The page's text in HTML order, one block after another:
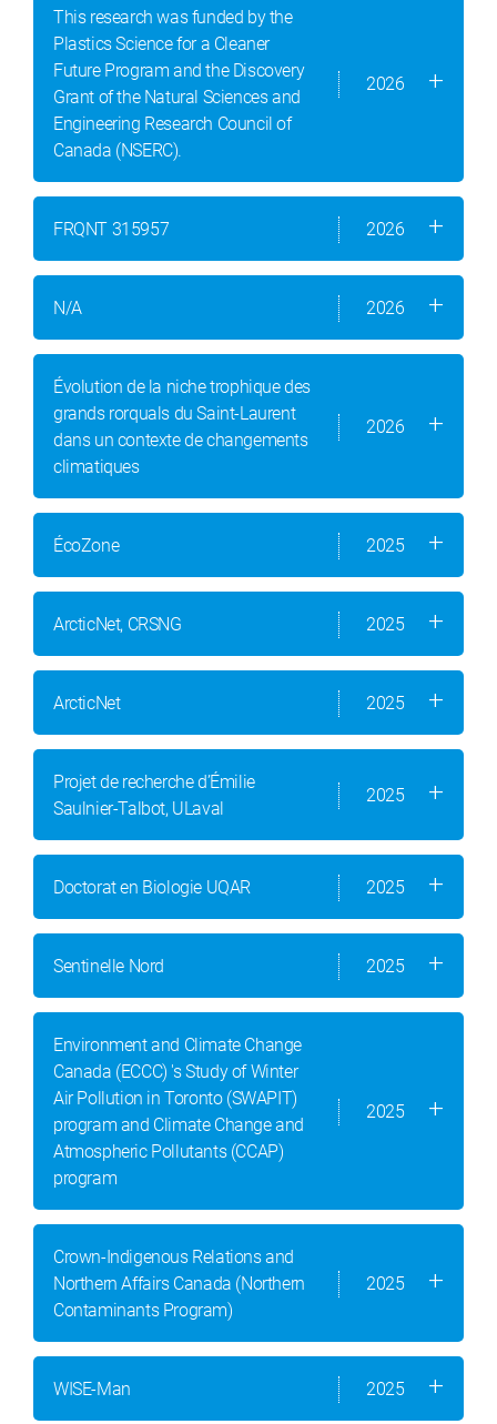
This research was funded by the
Plastics Science for a Cleaner
Future Program and the Discovery
Grant of the Natural Sciences and
Engineering Research Council of
Canada (NSERC).
2026
FRQNT 315957 2026
N/A 2026
Évolution de la niche trophique des
grands rorquals du Saint-Laurent
dans un contexte de changements
climatiques
2026
ÉcoZone 2025
ArcticNet, CRSNG 2025
ArcticNet 2025
Projet de recherche d’Émilie
Saulnier-Talbot, ULaval
2025
Doctorat en Biologie UQAR 2025
Sentinelle Nord 2025
Environment and Climate Change
Canada (ECCC) 's Study of Winter
Air Pollution in Toronto (SWAPIT)
program and Climate Change and
Atmospheric Pollutants (CCAP)
program
2025
Crown-Indigenous Relations and
Northern Affairs Canada (Northern
Contaminants Program)
2025
WISE-Man 2025